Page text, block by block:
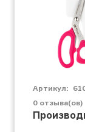
Артикул:
0 отзыва(ов)